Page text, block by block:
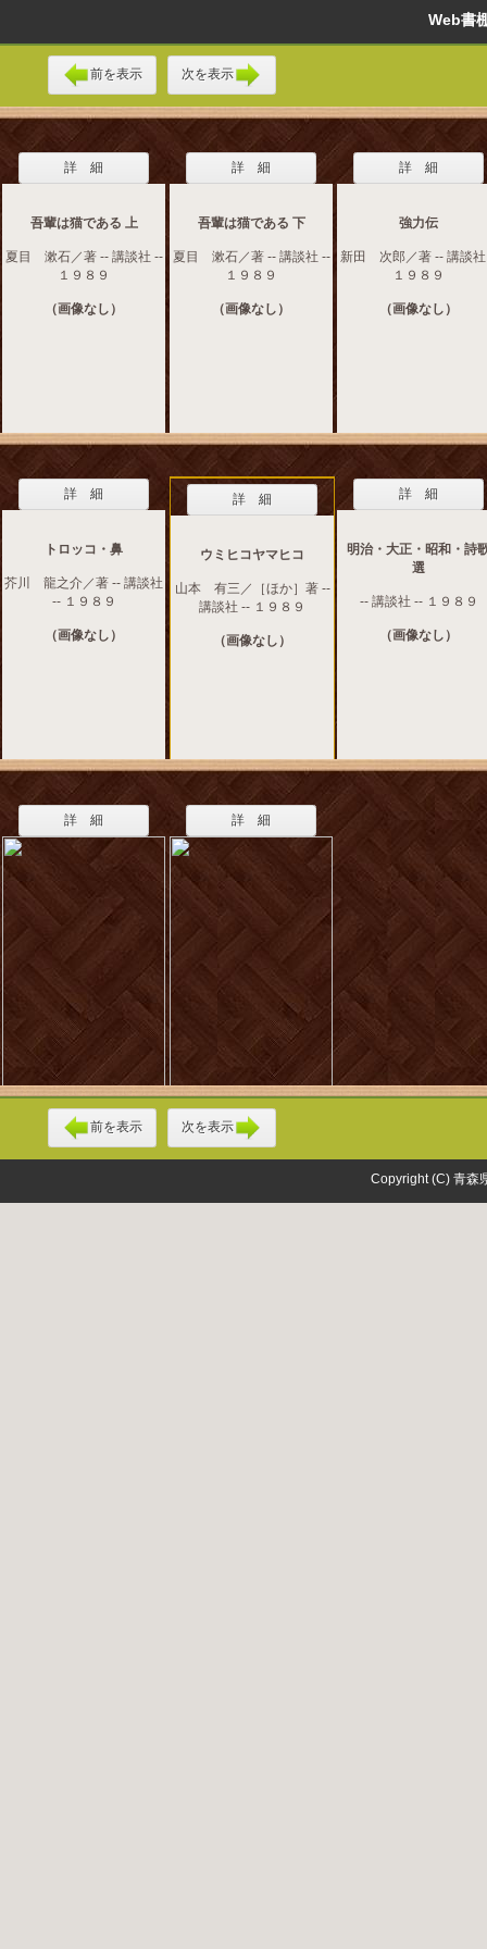
Web
前を表示 次を表示
詳 細
吾輩は猫である 上
夏目 漱石／著 -- 講談社 --
１９８９
（画像なし）
詳 細
吾輩は猫である 下
夏目 漱石／著 -- 講談社 --
１９８９
（画像なし）
詳 細
強力伝
新田 次郎／著 -- 講談社
１９８９
（画像なし）
詳 細
トロッコ・鼻
芥川 龍之介／著 -- 講談社
-- １９８９
（画像なし）
詳 細
ウミヒコヤマヒコ
山本 有三／［ほか］著 --
講談社 -- １９８９
（画像なし）
詳 細
明治・大正・昭和・詩
選
-- 講談社 -- １９８９
（画像なし）
詳 細 詳 細
前を表示 次を表示
Copyright (C) 青森